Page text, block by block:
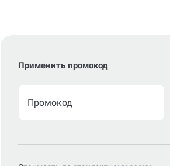
Применить промокод